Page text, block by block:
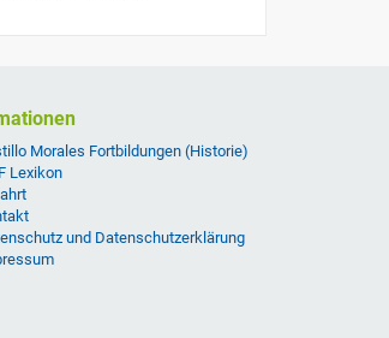
Morales Fortbildungen (Historie)
Lexikon
und Datenschutzerklärung